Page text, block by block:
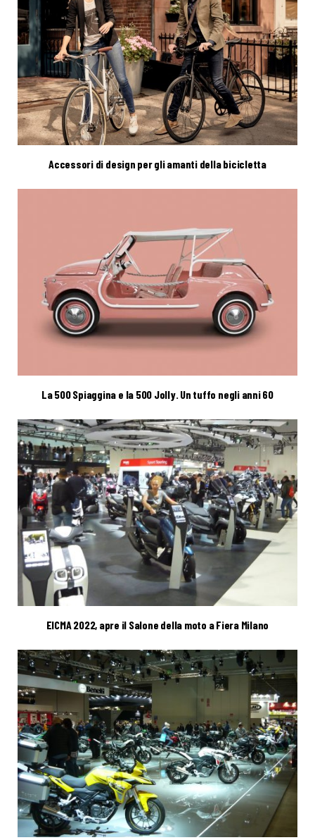
Accessori di design per gli amanti della bicicletta
La 500 Spiaggina e la 500 Jolly. Un tuffo negli anni 60
EICMA 2022, apre il Salone della moto a Fiera Milano